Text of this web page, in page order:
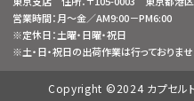
営業時間：月～金／AM9:00－PM6:00
※定休日：土曜・日曜・祝日
※土・日・祝日の出荷作業は行っておりませ
Copyright ©2024 カプセルト